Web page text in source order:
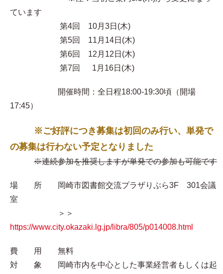
ています
第4回 10月3日(木)
第5回 11月14日(木)
第6回 12月12日(木)
第7回 1月16日(木)
開催時間：全日程18:00-19:30頃（開場
17:45）
※ご好評につき募集は初回のみ行い、単発で
の募集は行わない予定となりました
※連続参加を推奨しますが単発での参加も可能です
場 所 岡崎市図書館交流プラザりぶら3F 301会議
室
＞＞
https://www.city.okazaki.lg.jp/libra/805/p014008.html
費 用 無料
対 象 岡崎市内を中心とした事業経営者もしくは起